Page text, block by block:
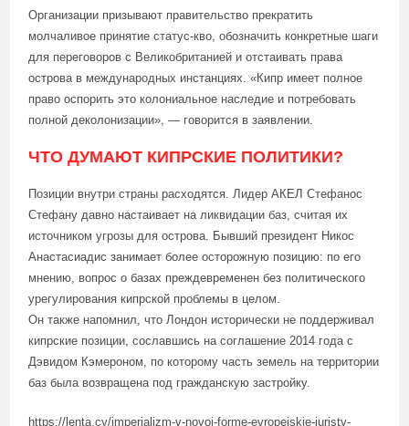
Организации призывают правительство прекратить
молчаливое принятие статус-кво, обозначить конкретные шаги
для переговоров с Великобританией и отстаивать права
острова в международных инстанциях. «Кипр имеет полное
право оспорить это колониальное наследие и потребовать
полной деколонизации», — говорится в заявлении.
ЧТО ДУМАЮТ КИПРСКИЕ ПОЛИТИКИ?
Позиции внутри страны расходятся. Лидер АКЕЛ Стефанос
Стефану давно настаивает на ликвидации баз, считая их
источником угрозы для острова. Бывший президент Никос
Анастасиадис занимает более осторожную позицию: по его
мнению, вопрос о базах преждевременен без политического
урегулирования кипрской проблемы в целом.
Он также напомнил, что Лондон исторически не поддерживал
кипрские позиции, сославшись на соглашение 2014 года с
Дэвидом Кэмероном, по которому часть земель на территории
баз была возвращена под гражданскую застройку.
https://lenta.cy/imperializm-v-novoj-forme-evropejskie-juristy-